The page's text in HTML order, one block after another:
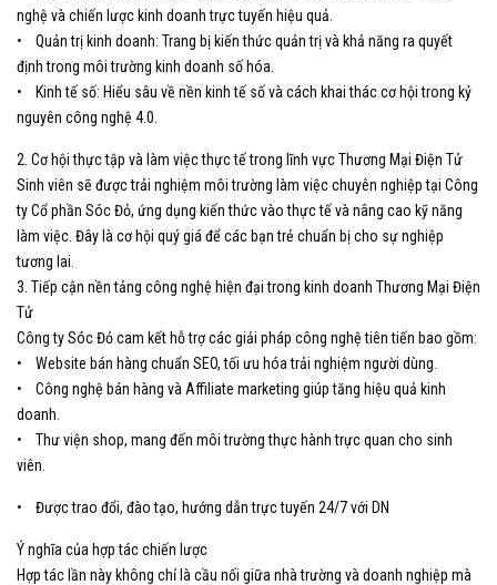
nghệ và chiến lược kinh doanh trực tuyến hiệu quả.
• Quản trị kinh doanh: Trang bị kiến thức quản trị và khả năng ra quyết
định trong môi trường kinh doanh số hóa.
• Kinh tế số: Hiểu sâu về nền kinh tế số và cách khai thác cơ hội trong kỷ
nguyên công nghệ 4.0.
2. Cơ hội thực tập và làm việc thực tế trong lĩnh vực Thương Mại Điện Tử
Sinh viên sẽ được trải nghiệm môi trường làm việc chuyên nghiệp tại Công
ty Cổ phần Sóc Đỏ, ứng dụng kiến thức vào thực tế và nâng cao kỹ năng
làm việc. Đây là cơ hội quý giá để các bạn trẻ chuẩn bị cho sự nghiệp
tương lai.
3. Tiếp cận nền tảng công nghệ hiện đại trong kinh doanh Thương Mại Điện
Tử
Công ty Sóc Đỏ cam kết hỗ trợ các giải pháp công nghệ tiên tiến bao gồm:
• Website bán hàng chuẩn SEO, tối ưu hóa trải nghiệm người dùng.
• Công nghệ bán hàng và Affiliate marketing giúp tăng hiệu quả kinh
doanh.
• Thư viện shop, mang đến môi trường thực hành trực quan cho sinh
viên.
• Được trao đổi, đào tạo, hướng dẫn trực tuyến 24/7 với DN
Ý nghĩa của hợp tác chiến lược
Hợp tác lần này không chỉ là cầu nối giữa nhà trường và doanh nghiệp mà